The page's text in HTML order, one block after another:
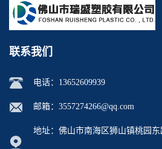
联系我们
电话： 13652609939
邮箱： 3557274266@qq.com
地址：佛山市南海区狮山镇桃园